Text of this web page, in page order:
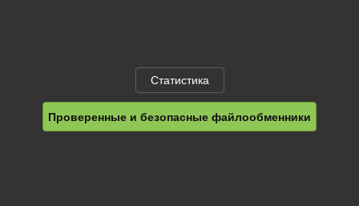
Статистика
Проверенные и безопасные файлообменники